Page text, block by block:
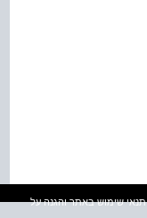
תנאי שימוש באתר והגנה על